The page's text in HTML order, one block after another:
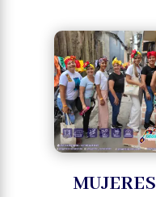
MUJERES